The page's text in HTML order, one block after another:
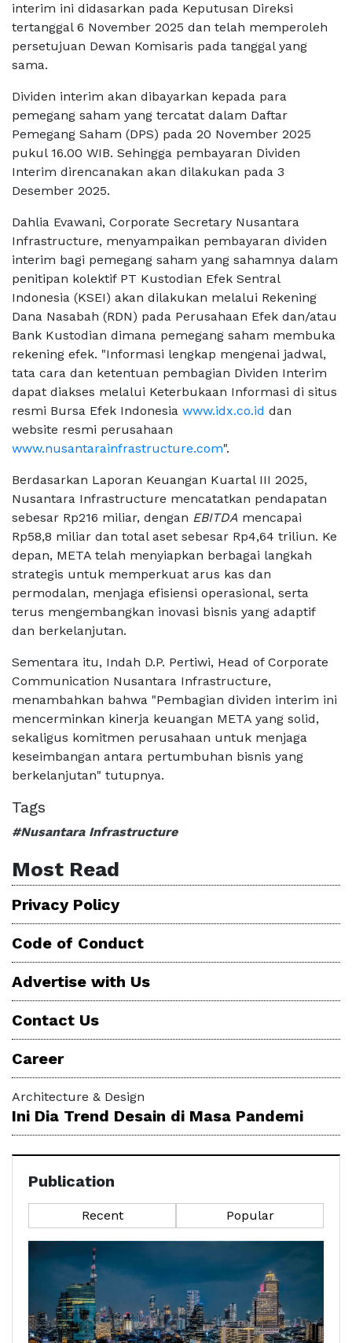
interim ini didasarkan pada Keputusan Direksi
tertanggal 6 November 2025 dan telah memperoleh
persetujuan Dewan Komisaris pada tanggal yang
sama.
Dividen interim akan dibayarkan kepada para
pemegang saham yang tercatat dalam Daftar
Pemegang Saham (DPS) pada 20 November 2025
pukul 16.00 WIB. Sehingga pembayaran Dividen
Interim direncanakan akan dilakukan pada 3
Desember 2025.
Dahlia Evawani, Corporate Secretary Nusantara
Infrastructure, menyampaikan pembayaran dividen
interim bagi pemegang saham yang sahamnya dalam
penitipan kolektif PT Kustodian Efek Sentral
Indonesia (KSEI) akan dilakukan melalui Rekening
Dana Nasabah (RDN) pada Perusahaan Efek dan/atau
Bank Kustodian dimana pemegang saham membuka
rekening efek. "Informasi lengkap mengenai jadwal,
tata cara dan ketentuan pembagian Dividen Interim
dapat diakses melalui Keterbukaan Informasi di situs
resmi Bursa Efek Indonesia www.idx.co.id dan
website resmi perusahaan
www.nusantarainfrastructure.com".
Berdasarkan Laporan Keuangan Kuartal III 2025,
Nusantara Infrastructure mencatatkan pendapatan
sebesar Rp216 miliar, dengan EBITDA mencapai
Rp58,8 miliar dan total aset sebesar Rp4,64 triliun. Ke
depan, META telah menyiapkan berbagai langkah
strategis untuk memperkuat arus kas dan
permodalan, menjaga efisiensi operasional, serta
terus mengembangkan inovasi bisnis yang adaptif
dan berkelanjutan.
Sementara itu, Indah D.P. Pertiwi, Head of Corporate
Communication Nusantara Infrastructure,
menambahkan bahwa "Pembagian dividen interim ini
mencerminkan kinerja keuangan META yang solid,
sekaligus komitmen perusahaan untuk menjaga
keseimbangan antara pertumbuhan bisnis yang
berkelanjutan" tutupnya.
Tags
#Nusantara Infrastructure
Most Read
Privacy Policy
Code of Conduct
Advertise with Us
Contact Us
Career
Architecture & Design
Ini Dia Trend Desain di Masa Pandemi
Publication
Recent Popular